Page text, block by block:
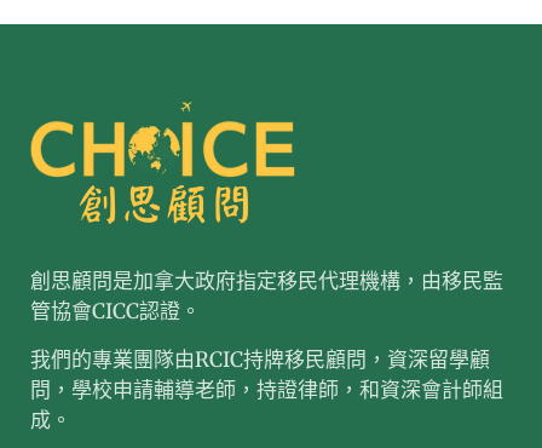
創思顧問是加拿大政府指定移民代理機構，由移民監
管協會CICC認證。
我們的專業團隊由RCIC持牌移民顧問，資深留學顧
問，學校申請輔導老師，持證律師，和資深會計師組
成。